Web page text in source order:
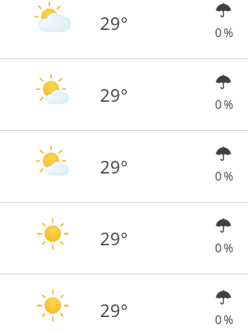
29° 0 %
29° 0 %
29° 0 %
29° 0 %
29° 0 %